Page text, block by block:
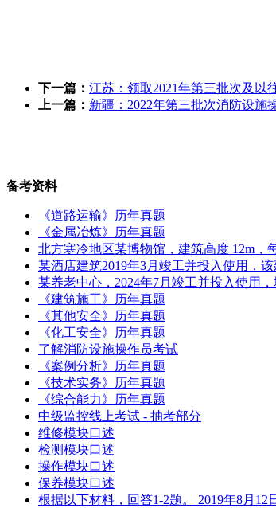
下一篇： 江苏：领取2021年第三批次及以
上一篇： 新疆：2022年第三批次消防设施
备考资料
《道路运输》历年真题
《金属冶炼》历年真题
北方寒冷地区某博物馆，建筑高度 12m，
某酒店建筑2019年3月竣工并投入使用，
某养老中心，2024年7月竣工并投入使用
《建筑施工》历年真题
《其他安全》历年真题
《化工安全》历年真题
了解消防设施操作员考试
《案例分析》历年真题
《技术实务》历年真题
《综合能力》历年真题
中级监控线上考试 - 抽考部分
维修模块口述
检测模块口述
操作模块口述
保养模块口述
根据以下材料，回答1-2题。 2019年8月